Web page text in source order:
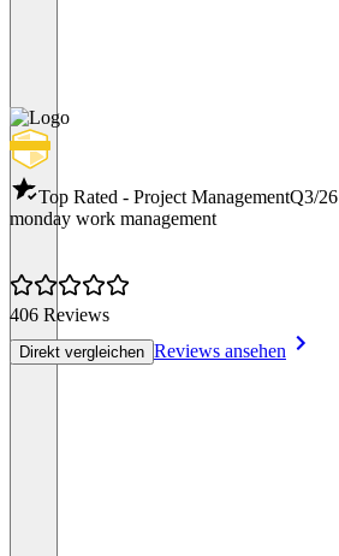
Top Rated - Project ManagementQ3/26
monday work management
406 Reviews
Direkt vergleichen Reviews ansehen